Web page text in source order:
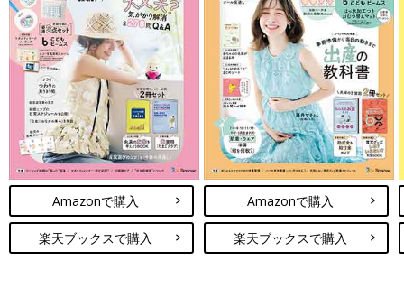
出典：Instagramアカウント「chocobaby.10」
chocobaby.10さんがおすすめしているのは、こちらの花柄サロ
ペット。オフホワイトの生地にブルーの花柄、ピンクゴールドの
金具と、春っぽさ満開のデザインですよね♪ すそのフリルも最高
Amazonで購入
楽天ブックスで購入
Amazonで購入
楽天ブックスで購入